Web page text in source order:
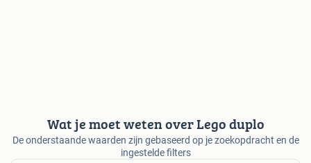
Wat je moet weten over Lego duplo
De onderstaande waarden zijn gebaseerd op je zoekopdracht en de
ingestelde filters